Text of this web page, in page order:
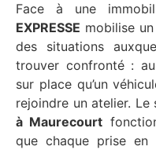
Face à une
EXPRESSE mobilise
des situations
trouver confronté :
sur place qu’un
rejoindre un atelier.
à Maurecourt
que chaque prise en